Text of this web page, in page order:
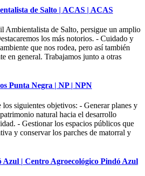
de Salto | ACAS | ACAS
Ambientalista de Salto, persigue un amplio
los más notorios. - Cuidado y
que nos rodea, pero así también
en general. Trabajamos junto a otras
Punta Negra | NP | NPN
siguientes objetivos: - Generar planes y
natural hacia el desarrollo
- Gestionar los espacios públicos que
y conservar los parches de matorral y
Azul | Centro Agroecológico Pindó Azul